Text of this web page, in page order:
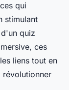
qui
stimulant
quiz
ces
liens tout en
révolutionner